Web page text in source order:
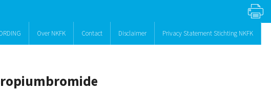
Over NKFK Contact Disclaimer Privacy Statement Stichting NKFK